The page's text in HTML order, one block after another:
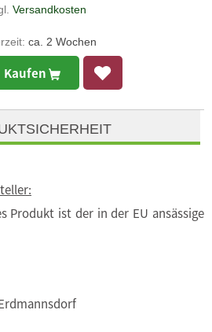
Versandkosten
ca. 2 Wochen
Kaufen
Produkt ist der in der EU ansässige